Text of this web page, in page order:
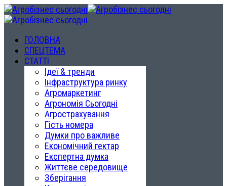
ГОЛОВНА
СПЕЦТЕМА
СТАТТІ
Ідеї & тренди
Інфраструктура ринку
Агромаркетинг
Агрономія Сьогодні
Агрострахування
Гість номера
Думки про важливе
Економічний гектар
Експертна думка
Життєве середовище
Зберігання